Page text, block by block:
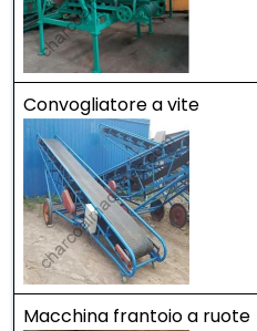
Convogliatore a vite
Macchina frantoio a ruote